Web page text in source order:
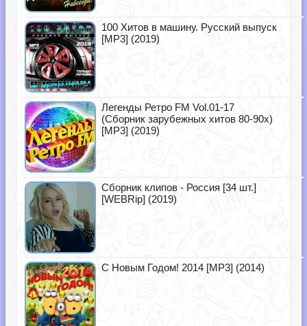
100 Хитов в машину. Русский выпуск
[MP3] (2019)
Легенды Ретро FM Vol.01-17
(Сборник зарубежных хитов 80-90х)
[MP3] (2019)
Сборник клипов - Россия [34 шт.]
[WEBRip] (2019)
С Новым Годом! 2014 [MP3] (2014)